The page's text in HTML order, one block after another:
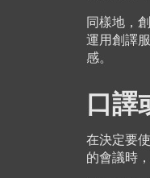
同樣地，
運用創譯
感。
口譯
在決定要
的會議時